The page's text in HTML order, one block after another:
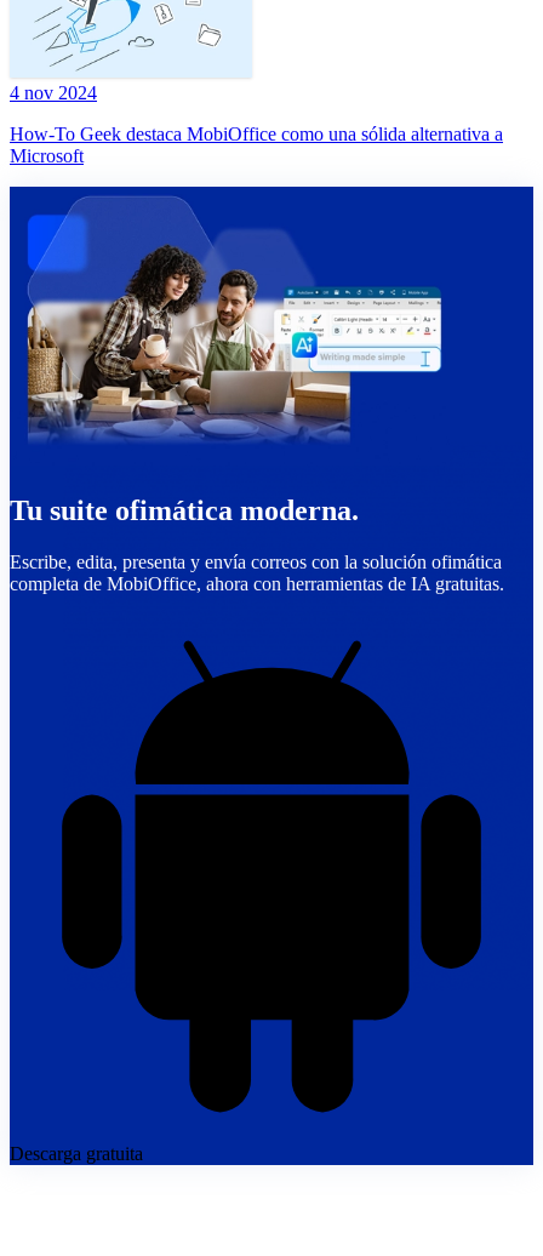
4 nov 2024
How-To Geek destaca MobiOffice como una sólida alternativa a
Microsoft
Tu suite ofimática moderna.
Escribe, edita, presenta y envía correos con la solución ofimática
completa de MobiOffice, ahora con herramientas de IA gratuitas.
Descarga gratuita